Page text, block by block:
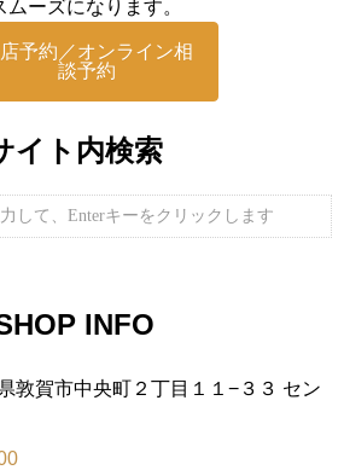
ーズになります。
予約／オンライン相
談予約
イト内検索
INFO
敦賀市中央町２丁目１１−３３ セン